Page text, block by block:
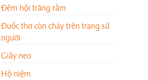
Đêm hội trăng rằm
Đuốc thơ còn cháy trên trang sử
người
Giây neo
Hộ niệm